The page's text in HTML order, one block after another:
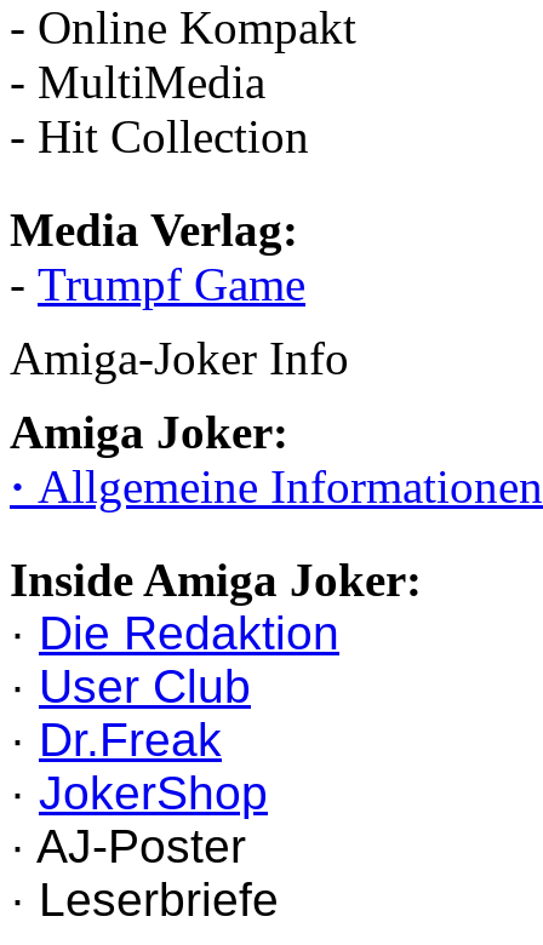
- Online Kompakt
- MultiMedia
- Hit Collection
Media Verlag:
- Trumpf Game
Amiga-Joker Info
Amiga Joker:
· Allgemeine Informationen
Inside Amiga Joker:
· Die Redaktion
· User Club
· Dr.Freak
· JokerShop
· AJ-Poster
· Leserbriefe